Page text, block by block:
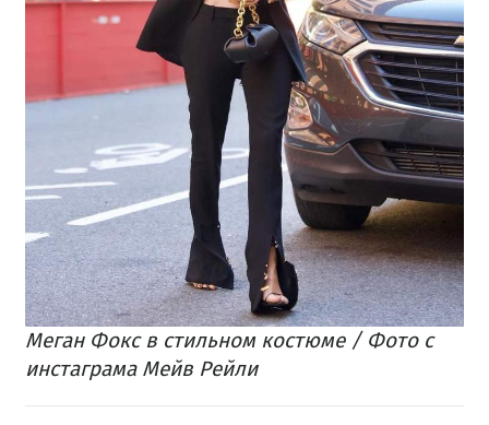
​Меган Фокс в стильном костюме / Фото с
инстаграма Мейв Рейли